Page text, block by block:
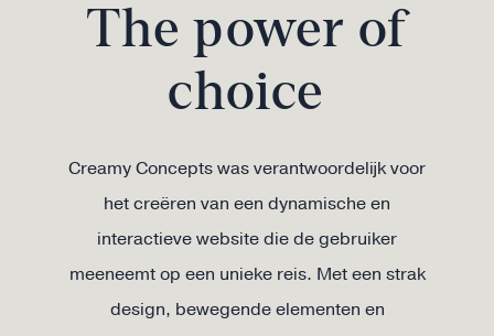
The power of
choice
Creamy Concepts was verantwoordelijk voor
het creëren van een dynamische en
interactieve website die de gebruiker
meeneemt op een unieke reis. Met een strak
design, bewegende elementen en